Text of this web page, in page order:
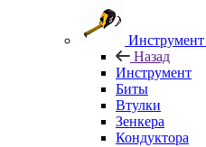
Инструмент
Назад
Инструмент
Биты
Втулки
Зенкера
Кондуктора